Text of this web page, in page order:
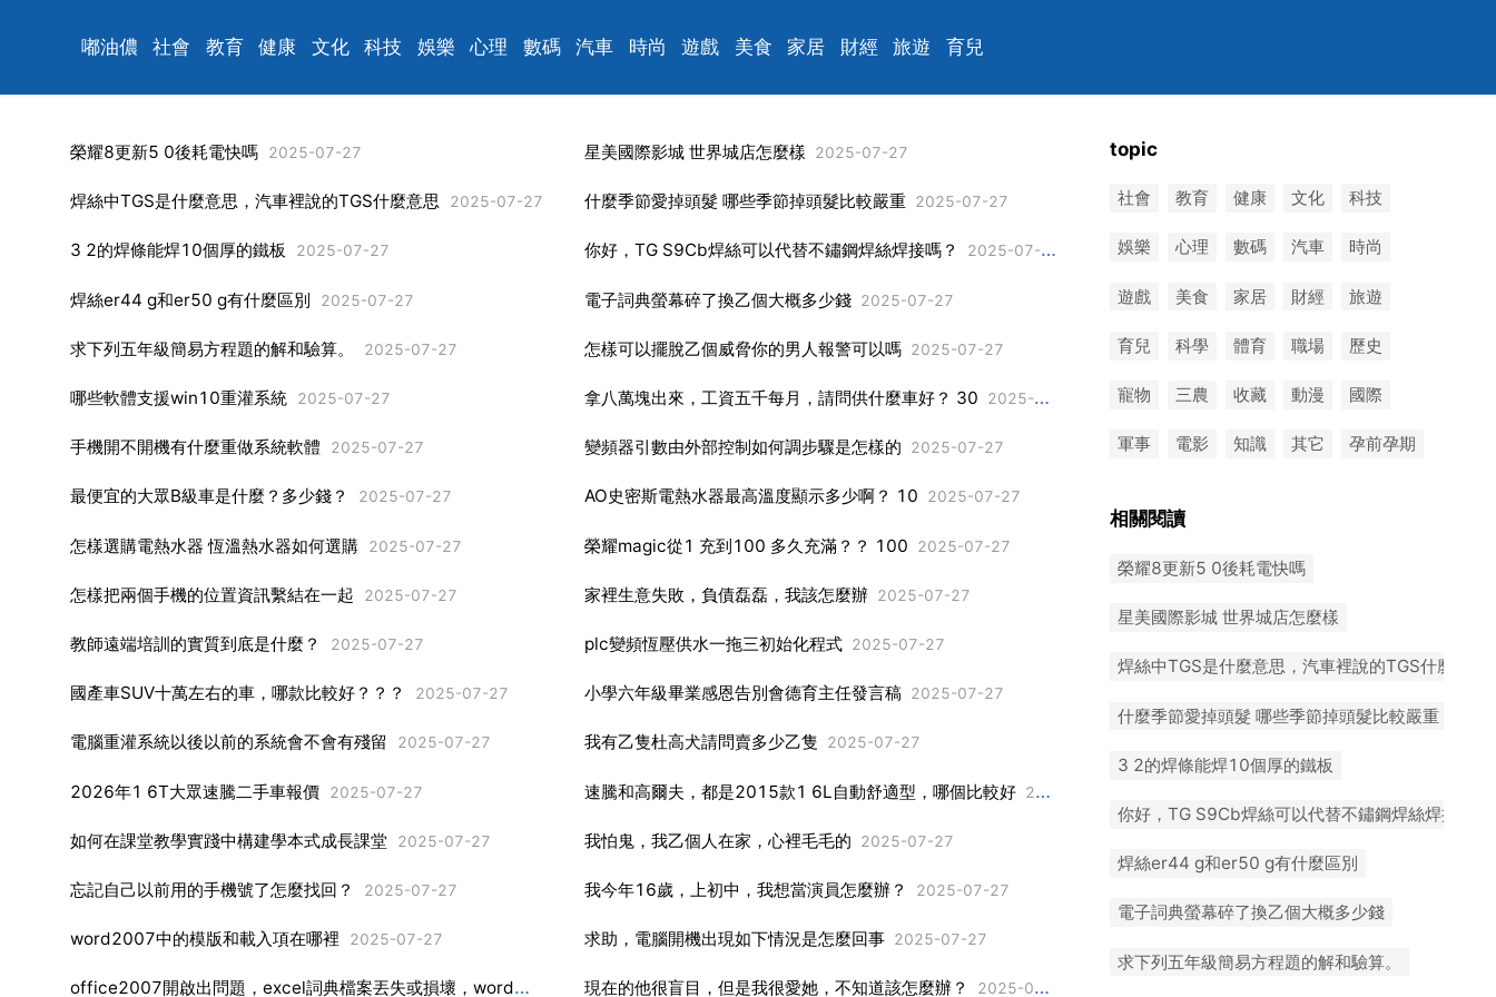
嘟油儂 社會 教育 健康 文化 科技 娛樂 心理 數碼 汽車 時尚 遊戲 美食 家居 財經 旅遊 育兒
榮耀8更新5 0後耗電快嗎 2025-07-27 星美國際影城 世界城店怎麼樣 2025-07-27
焊絲中TGS是什麼意思，汽車裡說的TGS什麼意思 2025-07-27 什麼季節愛掉頭髮 哪些季節掉頭髮比較嚴重 2025-07-27
3 2的焊條能焊10個厚的鐵板 2025-07-27 你好，TG S9Cb焊絲可以代替不鏽鋼焊絲焊接嗎？ 2025-07-27
焊絲er44 g和er50 g有什麼區別 2025-07-27 電子詞典螢幕碎了換乙個大概多少錢 2025-07-27
求下列五年級簡易方程題的解和驗算。 2025-07-27 怎樣可以擺脫乙個威脅你的男人報警可以嗎 2025-07-27
哪些軟體支援win10重灌系統 2025-07-27 拿八萬塊出來，工資五千每月，請問供什麼車好？ 30 2025-07-27
手機開不開機有什麼重做系統軟體 2025-07-27 變頻器引數由外部控制如何調步驟是怎樣的 2025-07-27
最便宜的大眾B級車是什麼？多少錢？ 2025-07-27 AO史密斯電熱水器最高溫度顯示多少啊？ 10 2025-07-27
怎樣選購電熱水器 恆溫熱水器如何選購 2025-07-27 榮耀magic從1 充到100 多久充滿？？ 100 2025-07-27
怎樣把兩個手機的位置資訊繫結在一起 2025-07-27 家裡生意失敗，負債磊磊，我該怎麼辦 2025-07-27
教師遠端培訓的實質到底是什麼？ 2025-07-27 plc變頻恆壓供水一拖三初始化程式 2025-07-27
國產車SUV十萬左右的車，哪款比較好？？？ 2025-07-27 小學六年級畢業感恩告別會德育主任發言稿 2025-07-27
電腦重灌系統以後以前的系統會不會有殘留 2025-07-27 我有乙隻杜高犬請問賣多少乙隻 2025-07-27
2026年1 6T大眾速騰二手車報價 2025-07-27 速騰和高爾夫，都是2015款1 6L自動舒適型，哪個比較好 2025-07-27
如何在課堂教學實踐中構建學本式成長課堂 2025-07-27 我怕鬼，我乙個人在家，心裡毛毛的 2025-07-27
忘記自己以前用的手機號了怎麼找回？ 2025-07-27 我今年16歲，上初中，我想當演員怎麼辦？ 2025-07-27
word2007中的模版和載入項在哪裡 2025-07-27 求助，電腦開機出現如下情況是怎麼回事 2025-07-27
office2007開啟出問題，excel詞典檔案丟失或損壞，word和ppt也都打不開 重灌office沒用， 2025-07-27
現在的他很盲目，但是我很愛她，不知道該怎麼辦？ 2025-07-27
topic
社會 教育 健康 文化 科技
娛樂 心理 數碼 汽車 時尚
遊戲 美食 家居 財經 旅遊
育兒 科學 體育 職場 歷史
寵物 三農 收藏 動漫 國際
軍事 電影 知識 其它 孕前孕期
相關閱讀
榮耀8更新5 0後耗電快嗎
星美國際影城 世界城店怎麼樣
焊絲中TGS是什麼意思，汽車裡說的TGS什麼意思
什麼季節愛掉頭髮 哪些季節掉頭髮比較嚴重
3 2的焊條能焊10個厚的鐵板
你好，TG S9Cb焊絲可以代替不鏽鋼焊絲焊接嗎？
焊絲er44 g和er50 g有什麼區別
電子詞典螢幕碎了換乙個大概多少錢
求下列五年級簡易方程題的解和驗算。